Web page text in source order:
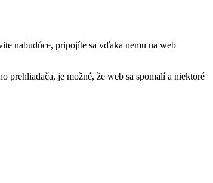
nabudúce, pripojíte sa vďaka nemu na web
prehliadača, je možné, že web sa spomalí a niektoré